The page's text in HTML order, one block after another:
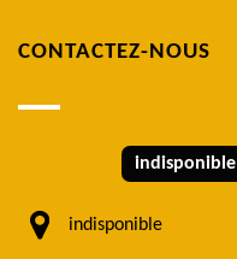
CONTACTEZ-NOUS
indisponible
indisponible